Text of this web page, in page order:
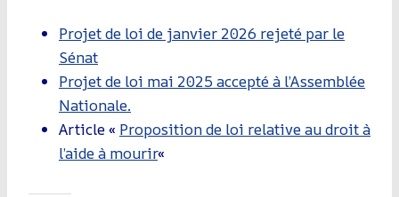
Projet de loi de janvier 2026 rejeté par le
Sénat
Projet de loi mai 2025 accepté à l’Assemblée
Nationale.
Article « Proposition de loi relative au droit à
l’aide à mourir«